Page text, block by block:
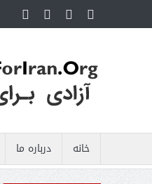
خانه درباره ما